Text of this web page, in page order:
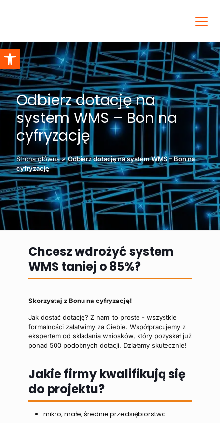
Otwórz pasek narzędzi
Odbierz dotację na
system WMS – Bon na
cyfryzację
Strona główna»Odbierz dotację na system WMS – Bon na
cyfryzację
Chcesz wdrożyć system
WMS taniej o 85%?
Skorzystaj z Bonu na cyfryzację!
Jak dostać dotację? Z nami to proste - wszystkie
formalności załatwimy za Ciebie. Współpracujemy z
ekspertem od składania wniosków, który pozyskał już
ponad 500 podobnych dotacji. Działamy skutecznie!
Jakie firmy kwalifikują się
do projektu?
mikro, małe, średnie przedsiębiorstwa